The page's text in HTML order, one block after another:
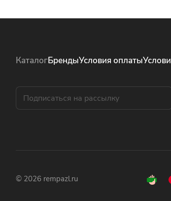
КаталогБрендыУсловия оплаты
© 2026 rempazl.ru